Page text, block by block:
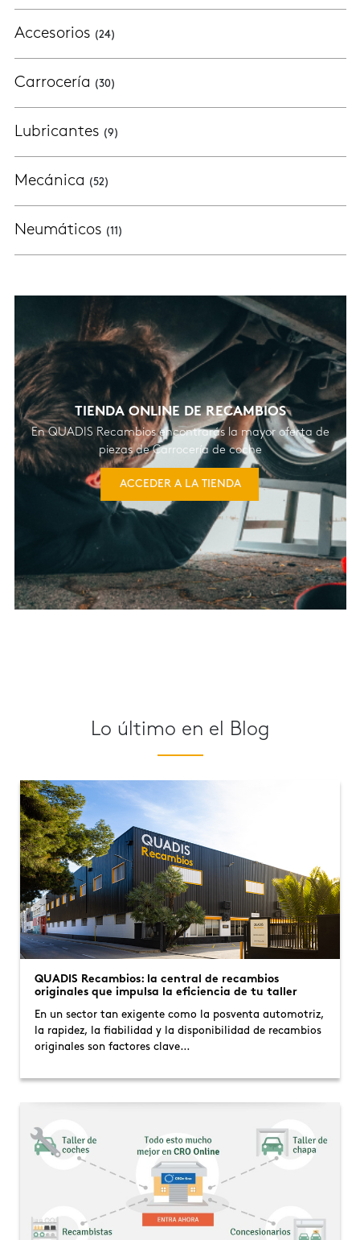
Accesorios (24)
Carrocería (30)
Lubricantes (9)
Mecánica (52)
Neumáticos (11)
TIENDA ONLINE DE RECAMBIOS
En QUADIS Recambios encontrarás la mayor oferta de
piezas de Carrocería de coche
ACCEDER A LA TIENDA
Lo último en el Blog
QUADIS Recambios: la central de recambios
originales que impulsa la eficiencia de tu taller
En un sector tan exigente como la posventa automotriz,
la rapidez, la fiabilidad y la disponibilidad de recambios
originales son factores clave…